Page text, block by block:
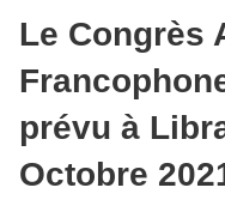
Le Congrès
prévu à
Octobre